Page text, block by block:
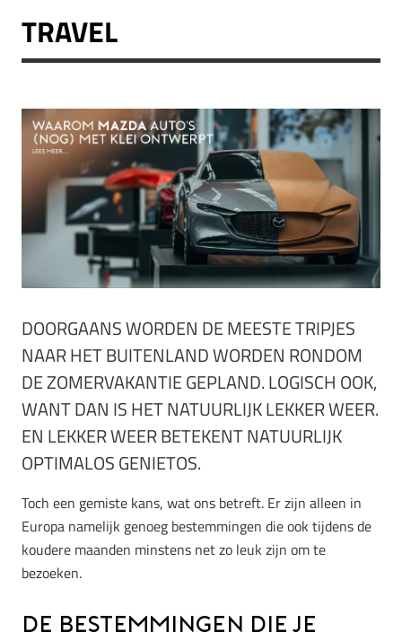
TRAVEL
DOORGAANS WORDEN DE MEESTE TRIPJES
NAAR HET BUITENLAND WORDEN RONDOM
DE ZOMERVAKANTIE GEPLAND. LOGISCH OOK,
WANT DAN IS HET NATUURLIJK LEKKER WEER.
EN LEKKER WEER BETEKENT NATUURLIJK
OPTIMALOS GENIETOS.
Toch een gemiste kans, wat ons betreft. Er zijn alleen in
Europa namelijk genoeg bestemmingen die ook tijdens de
koudere maanden minstens net zo leuk zijn om te
bezoeken.
De bestemmingen die je